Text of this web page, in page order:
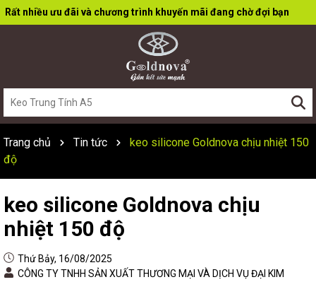
Rất nhiều ưu đãi và chương trình khuyến mãi đang chờ đợi bạn
Trang chủ Tin tức
keo silicone Goldnova chịu nhiệt 150
độ
keo silicone Goldnova chịu
nhiệt 150 độ
Thứ Bảy, 16/08/2025
CÔNG TY TNHH SẢN XUẤT THƯƠNG MẠI VÀ DỊCH VỤ ĐẠI KIM